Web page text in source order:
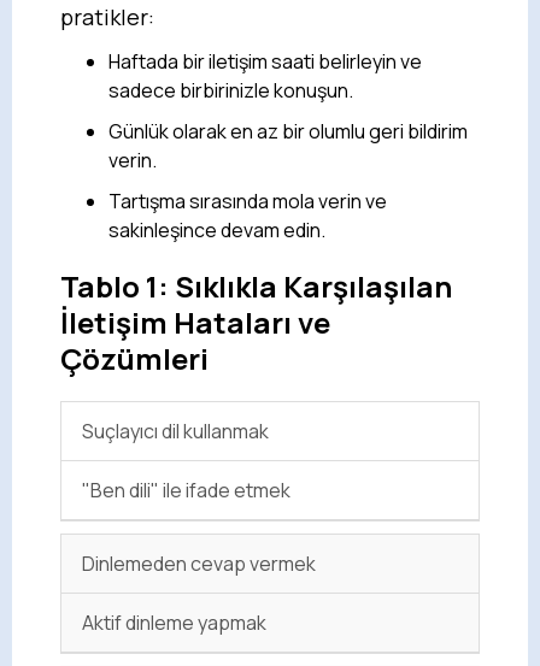
pratikler:
Haftada bir iletişim saati belirleyin ve
sadece birbirinizle konuşun.
Günlük olarak en az bir olumlu geri bildirim
verin.
Tartışma sırasında mola verin ve
sakinleşince devam edin.
Tablo 1: Sıklıkla Karşılaşılan
İletişim Hataları ve
Çözümleri
Suçlayıcı dil kullanmak
"Ben dili" ile ifade etmek
Dinlemeden cevap vermek
Aktif dinleme yapmak